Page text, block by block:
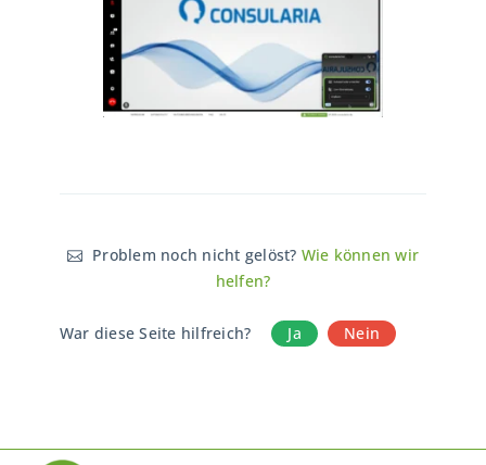
Problem noch nicht gelöst? Wie können wir
helfen?
War diese Seite hilfreich? Ja Nein